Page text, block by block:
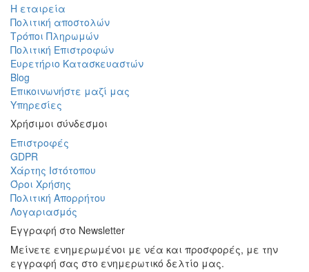
Η εταιρεία
Πολιτική αποστολών
Τρόποι Πληρωμών
Πολιτική Επιστροφών
Ευρετήριο Κατασκευαστών
Blog
Επικοινωνήστε μαζί μας
Υπηρεσίες
Χρήσιμοι σύνδεσμοι
Επιστροφές
GDPR
Χάρτης Ιστότοπου
Όροι Χρήσης
Πολιτική Απορρήτου
Λογαριασμός
Εγγραφή στο Newsletter
Μείνετε ενημερωμένοι με νέα και προσφορές, με την
εγγραφή σας στο ενημερωτικό δελτίο μας.